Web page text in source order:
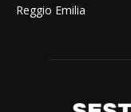
Reggio Emilia